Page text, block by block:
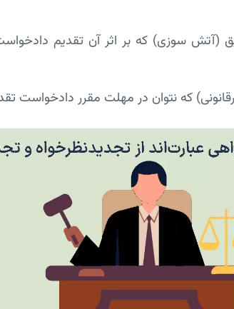
(آتش­ سوزی) که بر اثر آن تقدیم
که نتوان در مهلت مقرر دادخواست